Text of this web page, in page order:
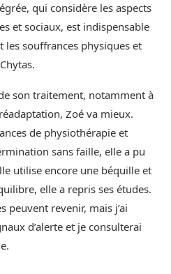
qui considère les aspects
et sociaux, est indispensable
les souffrances physiques et
son traitement, notamment à
Zoé va mieux.
de physiothérapie et
sans faille, elle a pu
utilise encore une béquille et
elle a repris ses études.
peuvent revenir, mais j’ai
d’alerte et je consulterai